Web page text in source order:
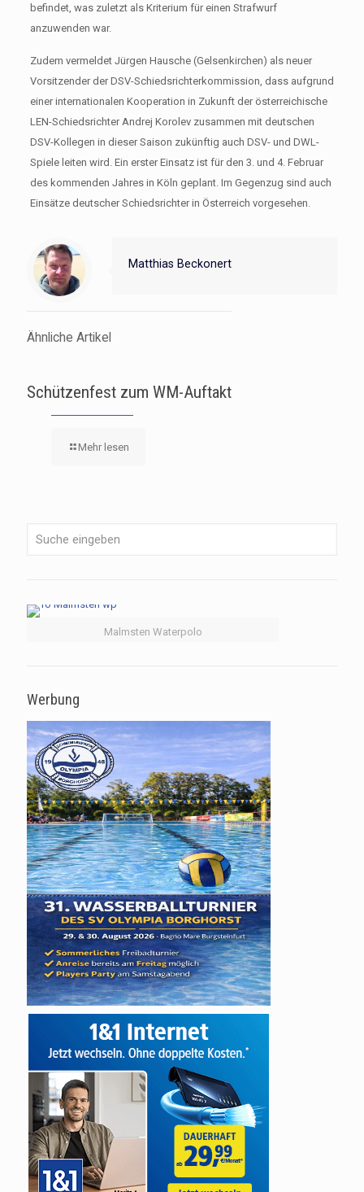
befindet, was zuletzt als Kriterium für einen Strafwurf
anzuwenden war.
Zudem vermeldet Jürgen Hausche (Gelsenkirchen) als neuer
Vorsitzender der DSV-Schiedsrichterkommission, dass aufgrund
einer internationalen Kooperation in Zukunft der österreichische
LEN-Schiedsrichter Andrej Korolev zusammen mit deutschen
DSV-Kollegen in dieser Saison zukünftig auch DSV- und DWL-
Spiele leiten wird. Ein erster Einsatz ist für den 3. und 4. Februar
des kommenden Jahres in Köln geplant. Im Gegenzug sind auch
Einsätze deutscher Schiedsrichter in Österreich vorgesehen.
Matthias Beckonert
Ähnliche Artikel
Schützenfest zum WM-Auftakt
Mehr lesen
Malmsten Waterpolo
Werbung